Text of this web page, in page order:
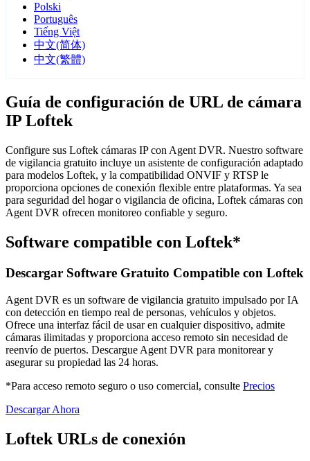
Polski
Português
Tiếng Việt
中文(简体)
中文(繁體)
Guía de configuración de URL de cámara
IP Loftek
Configure sus Loftek cámaras IP con Agent DVR. Nuestro software
de vigilancia gratuito incluye un asistente de configuración adaptado
para modelos Loftek, y la compatibilidad ONVIF y RTSP le
proporciona opciones de conexión flexible entre plataformas. Ya sea
para seguridad del hogar o vigilancia de oficina, Loftek cámaras con
Agent DVR ofrecen monitoreo confiable y seguro.
Software compatible con Loftek*
Descargar Software Gratuito Compatible con Loftek
Agent DVR es un software de vigilancia gratuito impulsado por IA
con detección en tiempo real de personas, vehículos y objetos.
Ofrece una interfaz fácil de usar en cualquier dispositivo, admite
cámaras ilimitadas y proporciona acceso remoto sin necesidad de
reenvío de puertos. Descargue Agent DVR para monitorear y
asegurar su propiedad las 24 horas.
*Para acceso remoto seguro o uso comercial, consulte Precios
Descargar Ahora
Loftek URLs de conexión